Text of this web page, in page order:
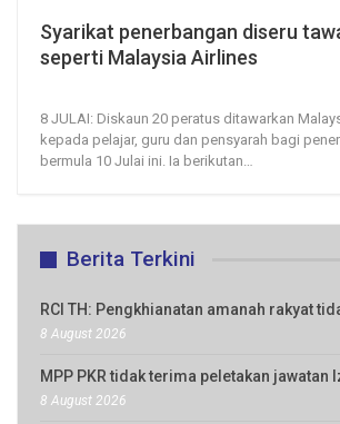
Syarikat penerbangan diseru
seperti Malaysia Airlines
8 JULAI: Diskaun 20 peratus ditawarkan
kepada pelajar, guru dan pensyarah bagi
bermula 10 Julai ini. Ia berikutan…
Berita Terkini
RCI TH: Pengkhianatan amanah rakyat
8 August 2026
MPP PKR tidak terima peletakan jawatan
8 August 2026